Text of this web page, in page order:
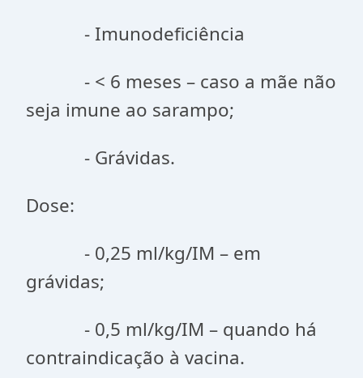
- Imunodeficiência
- < 6 meses – caso a mãe não
seja imune ao sarampo;
- Grávidas.
Dose:
- 0,25 ml/kg/IM – em
grávidas;
- 0,5 ml/kg/IM – quando há
contraindicação à vacina.